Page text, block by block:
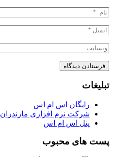
تبلیغات
رایگان اس ام اس
شرکت نرم افزاری مازندران
پنل اس ام اس
پست های محبوب